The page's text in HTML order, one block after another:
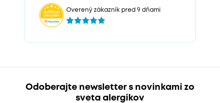
Overený zákazník pred 9 dňami
Odoberajte newsletter s novinkami zo
sveta alergikov